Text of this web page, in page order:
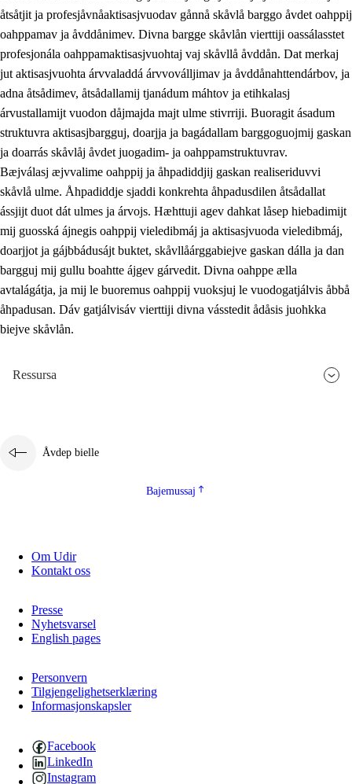
åtsåtjit ja profesjåvnåaktisasjvuodav gånnå skåvlå barggo åvdet oahppij
oahppamav ja åvddånimev. Divna bargge skåvlån vierttiji oassálasstet
profesjonála oahppamaktisasjvuohtaj vaj skåvllå åvddån. Dat merkaj
jut aktisasjvuohta árvvaladdá árvvoválljimav ja åvddånahttendárbov, ja
adna åtsådimev, åtsådallamij tjanádum máhtov ja etihkalasj
árvustallamijt vuodon dåjmajda majt ulme stivrriji. Buoragit ásadum
struktuvra aktisasjbargguj, doarjja ja bagádallam barggoguojmij gaskan
ja doarrás skåvlåj åvdet juogadim- ja oahppamstruktuvrav.
Bæjválasj æjvvalime oahppij ja åhpadiddjij gaskan realiseriduvvi
skåvlå ulme. Åhpadiddje sjaddi konkrehta åhpadusdilen åtsådallat
ássjijt duot dát ulmes ja árvojs. Hæhttuji agev dahkat låsep hiebadimijt
mij guosská ájnegis oahppij vieledibmáj ja aktisasjvuoda vieledibmáj,
doarjjot ja gájbbádusájt buktet, skåvllåárggabiejve gaskan dálla ja dan
bargguj mij gullu boahtte ájgev gárvedit. Divna oahppe ælla
avtalágátja, ja mij le buoremus oahppij vuoksjuj le vuodogatjálvis åbbå
åhpadusan. Dáv gatjálvisáv vierttiji divna vásstedit ådåsis juohkka
biejve skåvlån.
Ressursa
Åvdep bielle
Bajemussaj
Om Udir
Kontakt oss
Presse
Nyhetsvarsel
English pages
Personvern
Tilgjengelighetserklæring
Informasjonskapsler
Facebook
LinkedIn
Instagram